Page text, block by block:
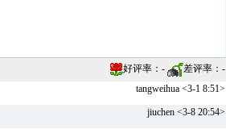
好评率： - 差评率： -
tangweihua <3-1 8:51>
jiuchen <3-8 20:54>